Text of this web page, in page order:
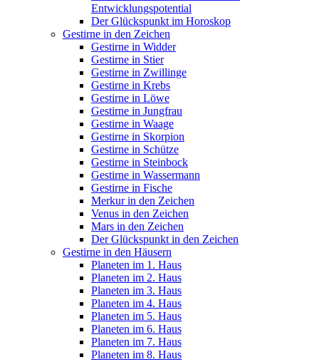
Entwicklungspotential
Der Glückspunkt im Horoskop
Gestirne in den Zeichen
Gestirne in Widder
Gestirne in Stier
Gestirne in Zwillinge
Gestirne in Krebs
Gestirne in Löwe
Gestirne in Jungfrau
Gestirne in Waage
Gestirne in Skorpion
Gestirne in Schütze
Gestirne in Steinbock
Gestirne in Wassermann
Gestirne in Fische
Merkur in den Zeichen
Venus in den Zeichen
Mars in den Zeichen
Der Glückspunkt in den Zeichen
Gestirne in den Häusern
Planeten im 1. Haus
Planeten im 2. Haus
Planeten im 3. Haus
Planeten im 4. Haus
Planeten im 5. Haus
Planeten im 6. Haus
Planeten im 7. Haus
Planeten im 8. Haus